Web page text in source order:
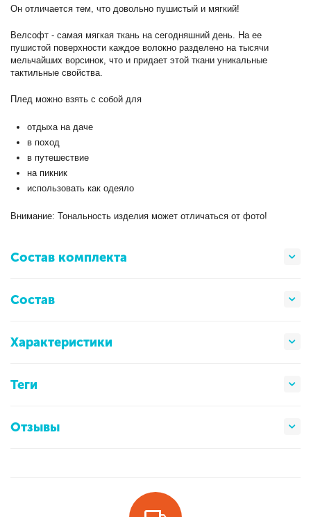
Он отличается тем, что довольно пушистый и мягкий!
Велсофт - самая мягкая ткань на сегодняшний день. На ее
пушистой поверхности каждое волокно разделено на тысячи
мельчайших ворсинок, что и придает этой ткани уникальные
тактильные свойства.
Плед можно взять с собой для
отдыха на даче
в поход
в путешествие
на пикник
использовать как одеяло
Внимание: Тональность изделия может отличаться от фото!
Состав комплекта
Состав
Характеристики
Теги
Отзывы